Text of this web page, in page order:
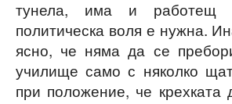
тунела, има и работещ
политическа воля е нужна.
ясно, че няма да се
училище само с няколко
при положение, че крехката